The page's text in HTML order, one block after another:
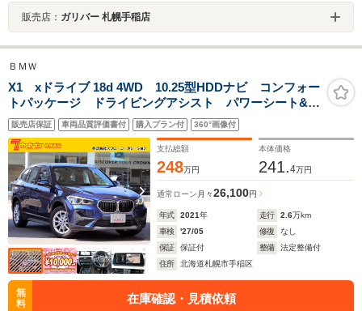
販売店： ガリバー 札幌手稲店
ＢＭＷ
X1 xドライブ 18d 4WD 10.25型HDDナビ コンフォー
トパッケージ ドライビングアシスト パワーシート&シ
ートメモリー パワーバックドア パークディスタンス
コントロール パーキングアシスト ルーフレール
LEDヘッドライト
販売店保証 車両品質評価書付 購入プラン付 360°画像付
支払総額
248万円
本体価格
241.4万円
通常ローン 月々26,100円
年式 2021年 走行 2.6万km
車検
'27/05 修復
なし
保証
保証付 整備
法定整備付
住所
北海道札幌市手稲区
無
料
在庫確認・見積依頼